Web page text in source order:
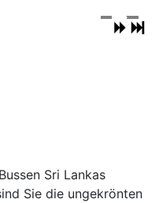
Sri Lankas
Sie die ungekrönten